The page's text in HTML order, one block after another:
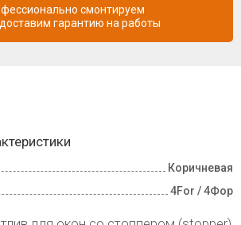
Коричневая
4For / 4Фор
смонтируем
гарантию на работы